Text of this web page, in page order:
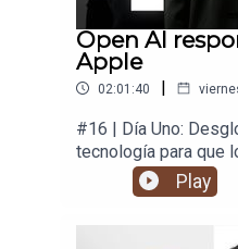
Open AI
Apple
02:01:40 |
#16 | Día Uno:
tecnología para que
y en tu vida.
Play